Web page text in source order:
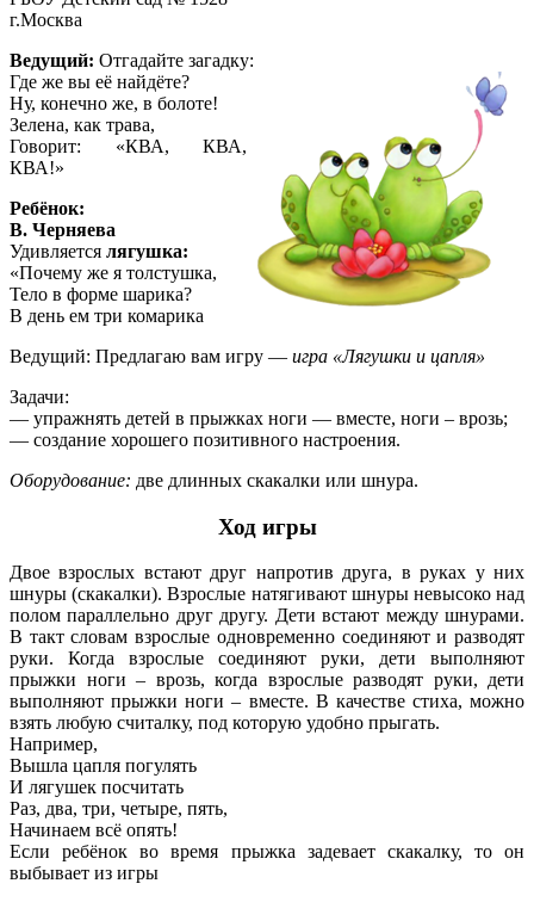
г.Москва
Ведущий: Отгадайте загадку:
Где же вы её найдёте?
Ну, конечно же, в болоте!
Зелена, как трава,
Говорит: «КВА, КВА,
КВА!»
Ребёнок:
В. Черняева
Удивляется лягушка:
«Почему же я толстушка,
Тело в форме шарика?
В день ем три комарика
Ведущий: Предлагаю вам игру — игра «Лягушки и цапля»
Задачи:
— упражнять детей в прыжках ноги — вместе, ноги – врозь;
— создание хорошего позитивного настроения.
Оборудование: две длинных скакалки или шнура.
Ход игры
Двое взрослых встают друг напротив друга, в руках у них
шнуры (скакалки). Взрослые натягивают шнуры невысоко над
полом параллельно друг другу. Дети встают между шнурами.
В такт словам взрослые одновременно соединяют и разводят
руки. Когда взрослые соединяют руки, дети выполняют
прыжки ноги – врозь, когда взрослые разводят руки, дети
выполняют прыжки ноги – вместе. В качестве стиха, можно
взять любую считалку, под которую удобно прыгать.
Например,
Вышла цапля погулять
И лягушек посчитать
Раз, два, три, четыре, пять,
Начинаем всё опять!
Если ребёнок во время прыжка задевает скакалку, то он
выбывает из игры